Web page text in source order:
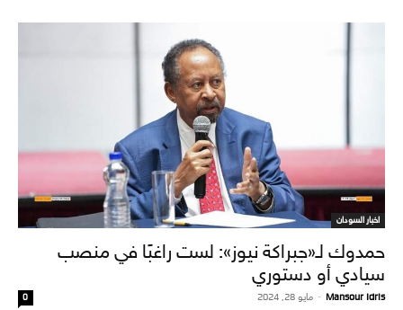
اخبار السودان
حمدوك لـ«جبراكة نيوز»: لست راغبًا في منصب
سيادي أو دستوري
Mansour Idris
- مايو 28, 2024 0